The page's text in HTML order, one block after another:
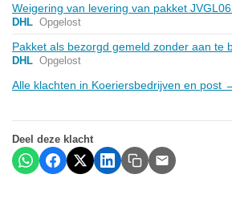
Weigering van levering van pakket
DHL Opgelost
Pakket als bezorgd gemeld zonder aan te
DHL Opgelost
Alle klachten in Koeriersbedrijven en post
Deel deze klacht